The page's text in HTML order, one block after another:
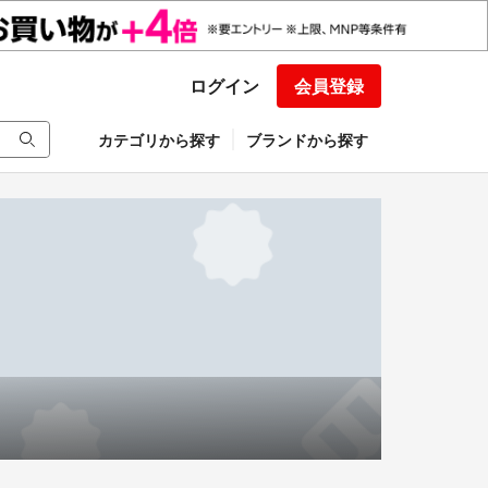
ログイン 会員登録
カテゴリから探す ブランドから探す